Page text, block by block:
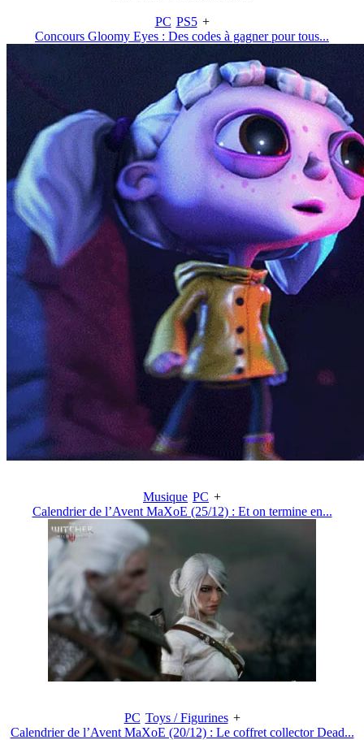
PC PS5 +
Concours Gloomy Eyes : Des codes à gagner pour tous...
Musique PC +
Calendrier de l’Avent MaXoE (25/12) : Et on termine en...
PC Toys / Figurines +
Calendrier de l’Avent MaXoE (20/12) : Le coffret collector Dead...